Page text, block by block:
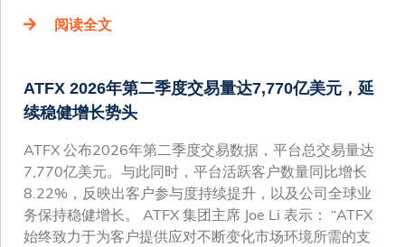
阅读全文
ATFX 2026年第二季度交易量达7,770亿美元，延
续稳健增长势头
ATFX 公布2026年第二季度交易数据，平台总交易量达
7,770亿美元。与此同时，平台活跃客户数量同比增长
8.22%，反映出客户参与度持续提升，以及公司全球业
务保持稳健增长。 ATFX 集团主席 Joe Li 表示： “ATFX
始终致力于为客户提供应对不断变化市场环境所需的支